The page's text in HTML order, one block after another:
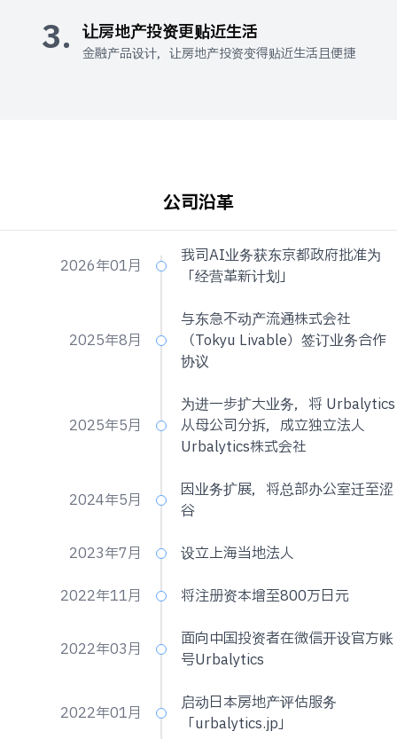
3. 让房地产投资更贴近生活
金融产品设计，让房地产投资变得贴近生活且便捷
公司沿革
2026年01月
我司AI业务获东京都政府批准为
「经营革新计划」
2025年8月
与东急不动产流通株式会社
（Tokyu Livable）签订业务合作
协议
2025年5月
为进一步扩大业务，将 Urbalytics
从母公司分拆，成立独立法人
Urbalytics株式会社
2024年5月
因业务扩展，将总部办公室迁至涩
谷
2023年7月
设立上海当地法人
2022年11月
将注册资本增至800万日元
2022年03月
面向中国投资者在微信开设官方账
号Urbalytics
2022年01月
启动日本房地产评估服务
「urbalytics.jp」